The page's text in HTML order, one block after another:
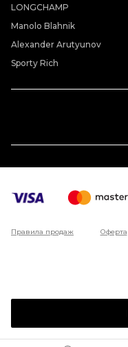
LONGCHAMP
Manolo Blahnik
Alexander Arutyunov
Sporty Rich
Правила продаж Оферта